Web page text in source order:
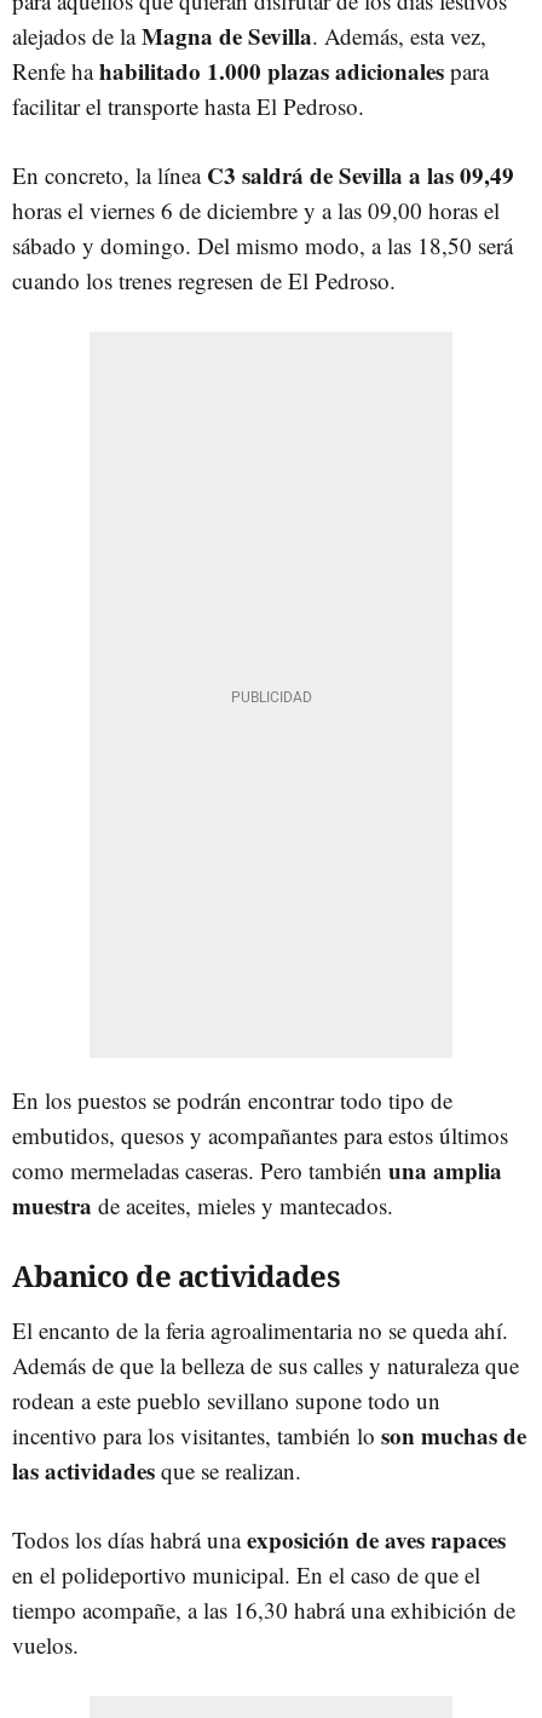
alejados de laMagna de Sevilla. Además, esta vez,
Renfe hahabilitado 1.000 plazas adicionales para
facilitar el transporte hasta El Pedroso.
En concreto, la línea C3 saldrá de Sevilla a las 09,49
horas el viernes 6 de diciembre y a las 09,00 horas el
sábado y domingo. Del mismo modo, a las 18,50 será
cuando los trenes regresen de El Pedroso.
En los puestos se podrán encontrar todo tipo de
embutidos, quesos y acompañantes para estos últimos
como mermeladas caseras. Pero también una amplia
muestra de aceites, mieles y mantecados.
Abanico de actividades
El encanto de la feria agroalimentaria no se queda ahí.
Además de que la belleza de sus calles y naturaleza que
rodean a este pueblo sevillano supone todo un
incentivo para los visitantes, también lo son muchas de
las actividades que se realizan.
Todos los días habrá unaexposición de aves rapaces
en el polideportivo municipal. En el caso de que el
tiempo acompañe, a las 16,30 habrá una exhibición de
vuelos.